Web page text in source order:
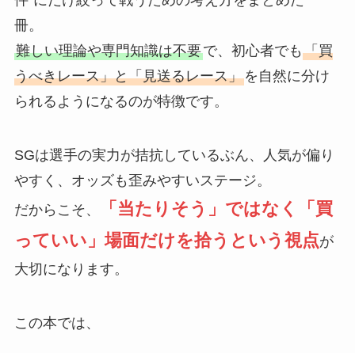
冊。
難しい理論や専門知識は不要で、初心者でも 「買
うべきレース」と「見送るレース」を自然に分け
られるようになるのが特徴です。
SGは選手の実力が拮抗しているぶん、人気が偏り
やすく、オッズも歪みやすいステージ。
だからこそ、
「当たりそう」ではなく「買
っていい」場面だけを拾うという視点が
大切になります。
この本では、